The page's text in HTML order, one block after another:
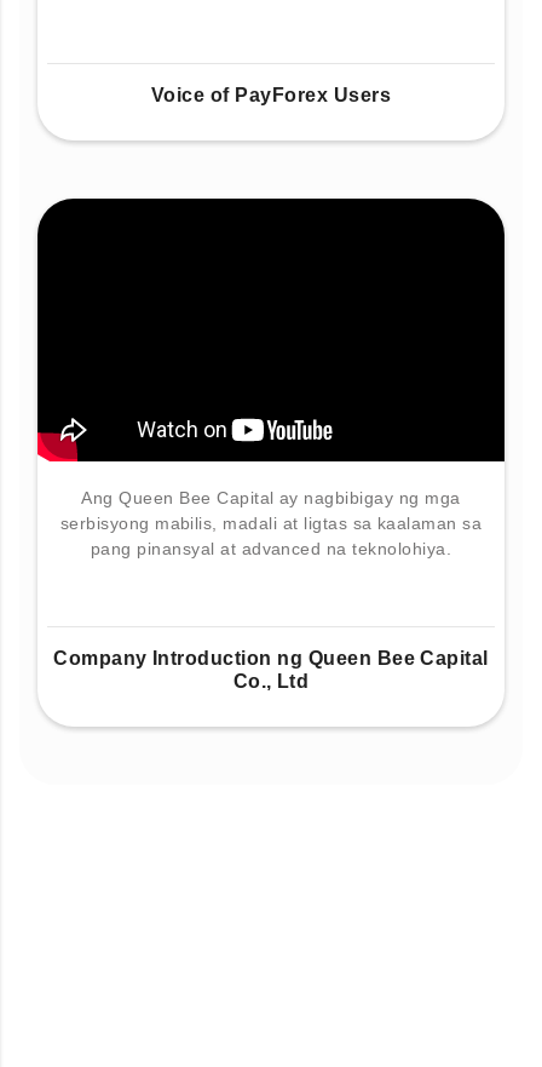
Voice of PayForex Users
Ang Queen Bee Capital ay nagbibigay ng mga
serbisyong mabilis, madali at ligtas sa kaalaman sa
pang pinansyal at advanced na teknolohiya.
Company Introduction ng Queen Bee Capital
Co., Ltd